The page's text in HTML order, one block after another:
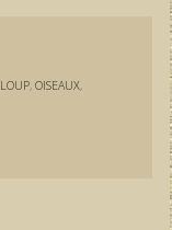
LOUP,OISEAUX,